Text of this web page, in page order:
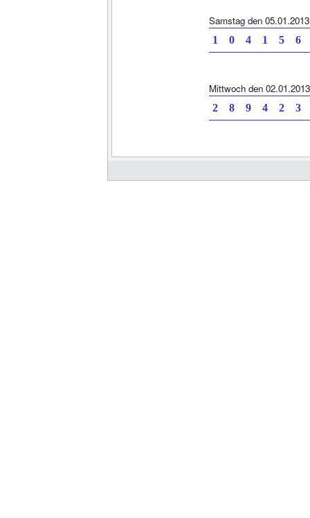
Samstag den 05.01.2013
1 0 4 1 5 6
Mittwoch den 02.01.2013
2 8 9 4 2 3